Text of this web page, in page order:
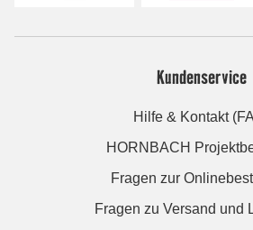
Kundenservice
Hilfe & Kontakt
HORNBACH
Fragen zur
Fragen zu Versand und